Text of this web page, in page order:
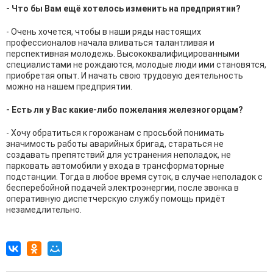
- Что бы Вам ещё хотелось изменить на предприятии?
- Очень хочется, чтобы в наши ряды настоящих
профессионалов начала вливаться талантливая и
перспективная молодежь. Высококвалифицированными
специалистами не рождаются, молодые люди ими становятся,
приобретая опыт. И начать свою трудовую деятельность
можно на нашем предприятии.
- Есть ли у Вас какие-либо пожелания железногорцам?
- Хочу обратиться к горожанам с просьбой понимать
значимость работы аварийных бригад, стараться не
создавать препятствий для устранения неполадок, не
парковать автомобили у входа в трансформаторные
подстанции. Тогда в любое время суток, в случае неполадок с
бесперебойной подачей электроэнергии, после звонка в
оперативную диспетчерскую службу помощь придёт
незамедлительно.